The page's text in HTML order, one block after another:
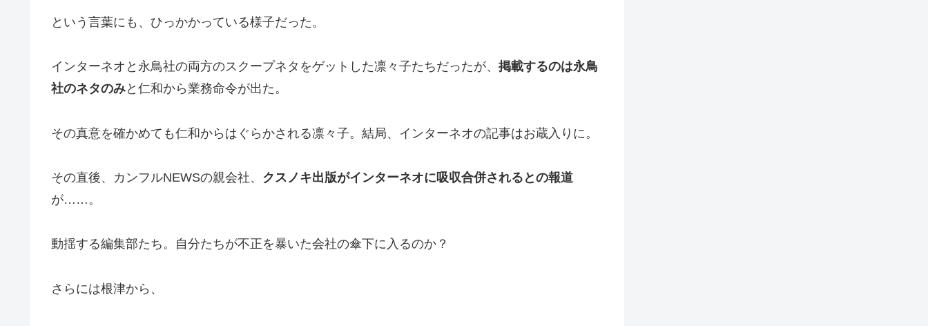
という言葉にも、ひっかかっている様子だった。
インターネオと永鳥社の両方のスクープネタをゲットした凛々子たちだったが、 掲載するのは永鳥
社のネタのみと仁和から業務命令が出た。
その真意を確かめても仁和からはぐらかされる凛々子。結局、インターネオの記事はお蔵入りに。
その直後、カンフルNEWSの親会社、 クスノキ出版がインターネオに吸収合併されるとの報道
が……。
動揺する編集部たち。自分たちが不正を暴いた会社の傘下に入るのか？
さらには根津から、